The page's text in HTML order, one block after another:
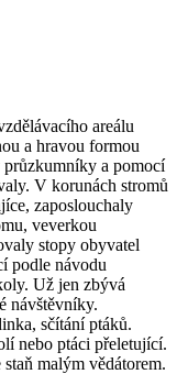
areálu
a hravou formou
průzkumníky a pomocí
V korunách stromů
zaposlouchaly
veverkou
stopy obyvatel
podle návodu
Už jen zbývá
návštěvníky.
sčítání ptáků.
nebo ptáci přeletující.
malým vědátorem.